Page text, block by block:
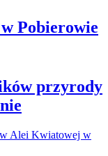
Pobierowie
przyrody